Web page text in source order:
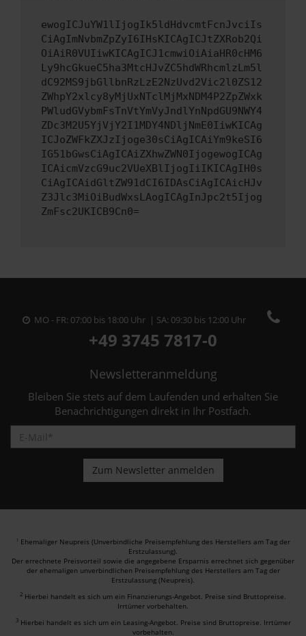
ewogICJuYW1lIjogIk5ldHdvcmtFcnJvciIs
CiAgImNvbmZpZyI6IHsKICAgICJtZXRob2Qi
OiAiR0VUIiwKICAgICJ1cmwiOiAiaHR0cHM6
Ly9hcGkueC5ha3MtcHJvZC5hdWRhcmlzLm5l
dC92MS9jbGllbnRzLzE2NzUvd2Vic2l0ZS12
ZWhpY2xlcy8yMjUxNTclMjMxNDM4P2ZpZWxk
PWludGVybmFsTnVtYmVyJndlYnNpdGU9NWY4
ZDc3M2U5YjVjY2I1MDY4NDljNmE0IiwKICAg
ICJoZWFkZXJzIjoge30sCiAgICAiYm9keSI6
IG51bGwsCiAgICAiZXhwZWN0IjogewogICAg
ICAicmVzcG9uc2VUeXBlIjogIiIKICAgIH0s
CiAgICAidGltZW91dCI6IDAsCiAgICAicHJv
Z3Jlc3MiOiBudWxsLAogICAgInJpc2t5Ijog
ZmFsc2UKICB9Cn0=
MO - FR: 07:00 bis 18:00 Uhr | SA: 09:30 bis 12:00 Uhr
+49 3745 7817-0
Newsletteranmeldung
Bleiben Sie stets auf dem Laufenden und erhalten Sie
Benachrichtigungen direkt in Ihr Postfach.
1 Ehemaliger Neupreis (Unverbindliche Preisempfehlung des Herstellers am Tag der
Erstzulassung).
Der errechnete Preisvorteil sowie die angegebene Ersparnis errechnet sich gegenüber
der ehemaligen unverbindlichen Preisempfehlung des Herstellers am Tag der
Erstzulassung (Neupreis).
2 Hierbei handelt es sich um ein Finanzierungs-Angebot. Preise sind Bruttopreise.
Irrtümer vorbehalten.
3 Hierbei handelt es sich um ein Leasing-Angebot. Preise sind Bruttopreise. Irrtümer
vorbehalten.